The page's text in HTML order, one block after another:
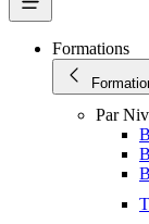
Formations
Par